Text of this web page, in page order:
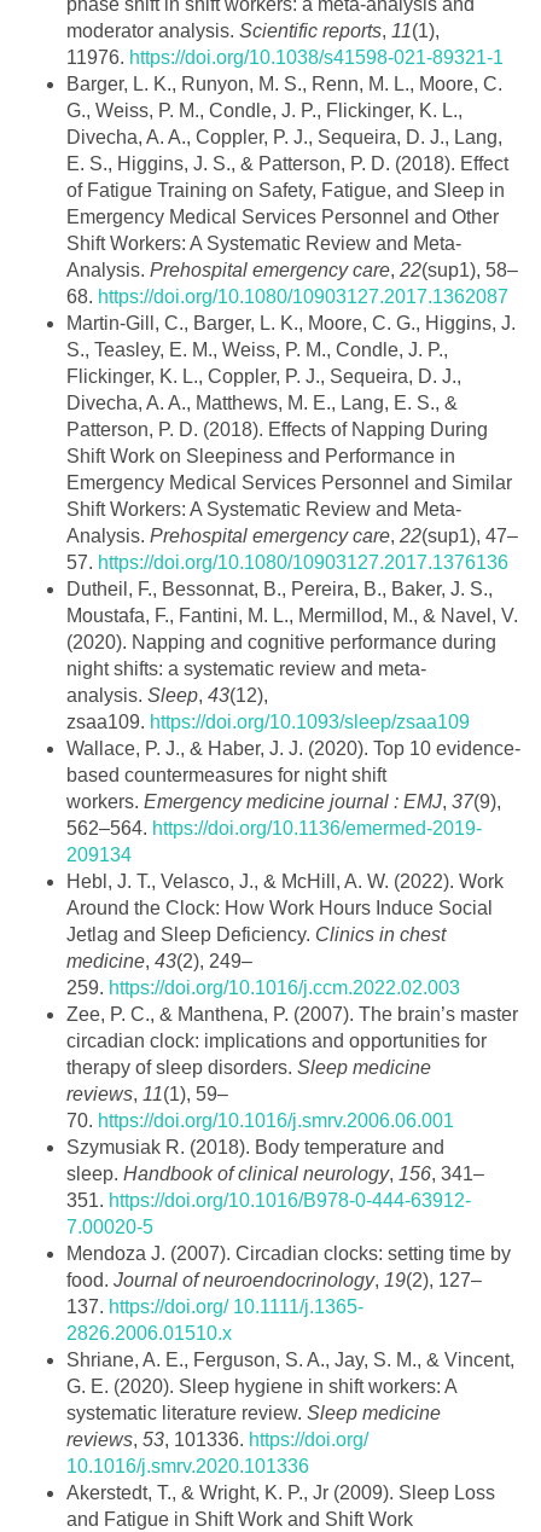
phase shift in shift workers: a meta-analysis and
moderator analysis. Scientific reports, 11(1),
11976. https://doi.org/10.1038/s41598-021-89321-1
Barger, L. K., Runyon, M. S., Renn, M. L., Moore, C.
G., Weiss, P. M., Condle, J. P., Flickinger, K. L.,
Divecha, A. A., Coppler, P. J., Sequeira, D. J., Lang,
E. S., Higgins, J. S., & Patterson, P. D. (2018). Effect
of Fatigue Training on Safety, Fatigue, and Sleep in
Emergency Medical Services Personnel and Other
Shift Workers: A Systematic Review and Meta-
Analysis. Prehospital emergency care, 22(sup1), 58–
68. https://doi.org/10.1080/10903127.2017.1362087
Martin-Gill, C., Barger, L. K., Moore, C. G., Higgins, J.
S., Teasley, E. M., Weiss, P. M., Condle, J. P.,
Flickinger, K. L., Coppler, P. J., Sequeira, D. J.,
Divecha, A. A., Matthews, M. E., Lang, E. S., &
Patterson, P. D. (2018). Effects of Napping During
Shift Work on Sleepiness and Performance in
Emergency Medical Services Personnel and Similar
Shift Workers: A Systematic Review and Meta-
Analysis. Prehospital emergency care, 22(sup1), 47–
57. https://doi.org/10.1080/10903127.2017.1376136
Dutheil, F., Bessonnat, B., Pereira, B., Baker, J. S.,
Moustafa, F., Fantini, M. L., Mermillod, M., & Navel, V.
(2020). Napping and cognitive performance during
night shifts: a systematic review and meta-
analysis. Sleep, 43(12),
zsaa109. https://doi.org/10.1093/sleep/zsaa109
Wallace, P. J., & Haber, J. J. (2020). Top 10 evidence-
based countermeasures for night shift
workers. Emergency medicine journal : EMJ, 37(9),
562–564. https://doi.org/10.1136/emermed-2019-
209134
Hebl, J. T., Velasco, J., & McHill, A. W. (2022). Work
Around the Clock: How Work Hours Induce Social
Jetlag and Sleep Deficiency. Clinics in chest
medicine, 43(2), 249–
259. https://doi.org/10.1016/j.ccm.2022.02.003
Zee, P. C., & Manthena, P. (2007). The brain’s master
circadian clock: implications and opportunities for
therapy of sleep disorders. Sleep medicine
reviews, 11(1), 59–
70. https://doi.org/10.1016/j.smrv.2006.06.001
Szymusiak R. (2018). Body temperature and
sleep. Handbook of clinical neurology, 156, 341–
351. https://doi.org/10.1016/B978-0-444-63912-
7.00020-5
Mendoza J. (2007). Circadian clocks: setting time by
food. Journal of neuroendocrinology, 19(2), 127–
137. https://doi.org/ 10.1111/j.1365-
2826.2006.01510.x
Shriane, A. E., Ferguson, S. A., Jay, S. M., & Vincent,
G. E. (2020). Sleep hygiene in shift workers: A
systematic literature review. Sleep medicine
reviews, 53, 101336. https://doi.org/
10.1016/j.smrv.2020.101336
Akerstedt, T., & Wright, K. P., Jr (2009). Sleep Loss
and Fatigue in Shift Work and Shift Work